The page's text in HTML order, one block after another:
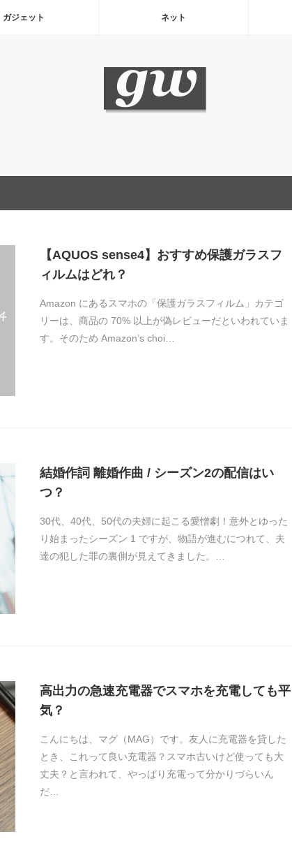
ガジェット ネット
【AQUOS sense4】おすすめ保護ガラスフ
ィルムはどれ？
Amazon にあるスマホの「保護ガラスフィルム」カテゴ
リーは、商品の 70% 以上が偽レビューだといわれていま
す。そのため Amazon’s choi…
結婚作詞 離婚作曲 / シーズン2の配信はい
つ？
30代、40代、50代の夫婦に起こる愛憎劇！意外とゆった
り始まったシーズン 1 ですが、物語が進むにつれて、夫
達の犯した罪の裏側が見えてきました。…
高出力の急速充電器でスマホを充電しても平
気？
こんにちは、マグ（MAG）です。友人に充電器を貸した
とき、これって良い充電器？スマホ古いけど使っても大
丈夫？と言われて、やっぱり充電って分かりづらいん
だ…